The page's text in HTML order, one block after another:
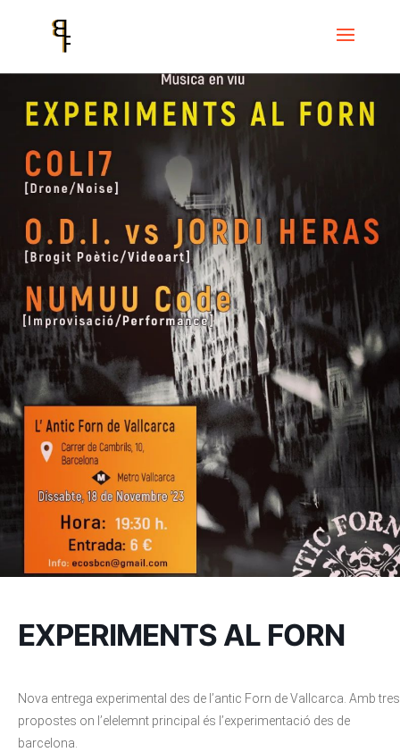
Events EXPERIMENTS AL FORN
EXPERIMENTS AL FORN
Nova entrega experimental des de l’antic Forn de Vallcarca. Amb tres
propostes on l’elelemnt principal és l’experimentació des de
barcelona.